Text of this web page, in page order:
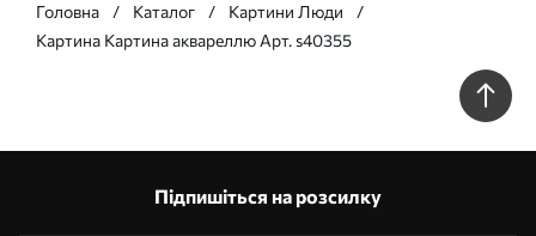
Головна Каталог
Картини Люди
Картина Картина аквареллю Арт. s40355
Підпишіться на розсилку